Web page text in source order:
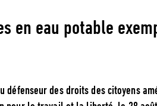
en eau potable
des droits des citoyens